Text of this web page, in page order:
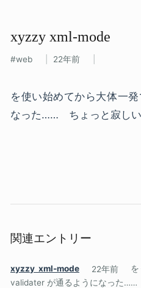
xyzzy xml-mode
web 22年前
を使い始めてから大体一
なった…… ちょっと寂し
関連エントリー
xyzzy xml-mode 22年前
validater が通るようになった